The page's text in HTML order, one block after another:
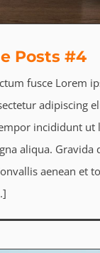
Posts #4
fusce Lorem
adipiscing
incididunt ut
aliqua. Gravida
aenean et